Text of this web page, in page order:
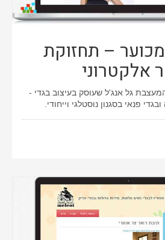
– תחזוקת
אלקטרוני
גל אנג'ל שעוסק בעיצוב בגדי -
פנאי בסגנון נוסטלגי וייחודי.